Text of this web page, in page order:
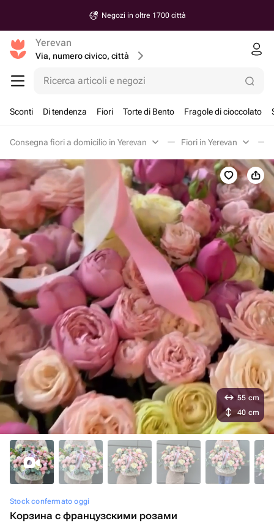
Negozi in oltre 1700 città
Yerevan
Via, numero civico, città
Ricerca articoli e negozi
Sconti Di tendenza Fiori Torte di Bento Fragole di cioccolato
Consegna fiori a domicilio in Yerevan Fiori in Yerevan
Stock confermato oggi
Корзина с французскими розами
55 cm
40 cm